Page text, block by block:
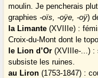
moulin. Je pencherais
graphies-oïs, -oÿe, -oÿ)
la Limante (XVIIIe) :
Croix-du-Mont dont le
le Lion d’Or (XVIIIe-...) :
subsiste les ruines.
au Liron (1753-1847) :